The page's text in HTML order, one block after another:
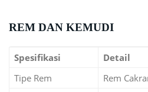
REM DAN KEMUDI
Spesifikasi
Detail
Tipe Rem
Rem